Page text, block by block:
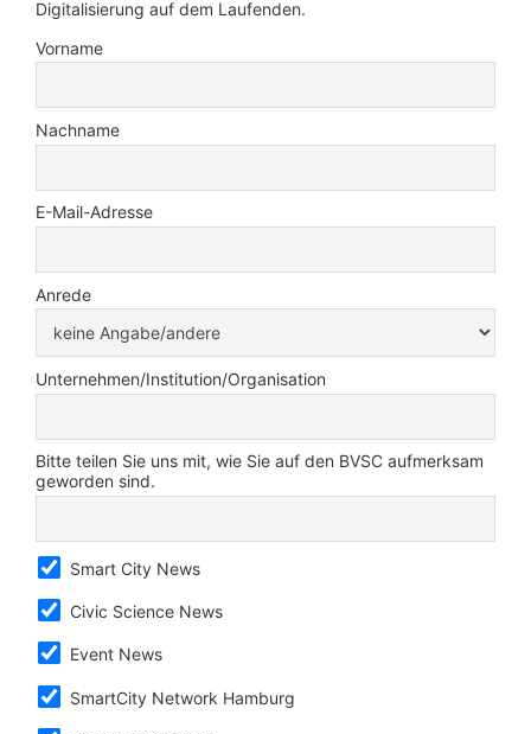
Digitalisierung auf dem Laufenden.
Vorname
Nachname
E-Mail-Adresse
Anrede
Unternehmen/Institution/Organisation
Bitte teilen Sie uns mit, wie Sie auf den BVSC aufmerksam
geworden sind.
Smart City News
Civic Science News
Event News
SmartCity Network Hamburg